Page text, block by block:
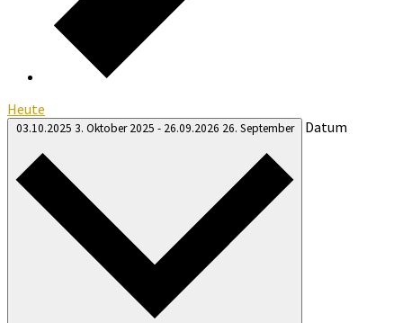
Heute
03.10.2025 3. Oktober 2025 - 26.09.2026 26. September Datum